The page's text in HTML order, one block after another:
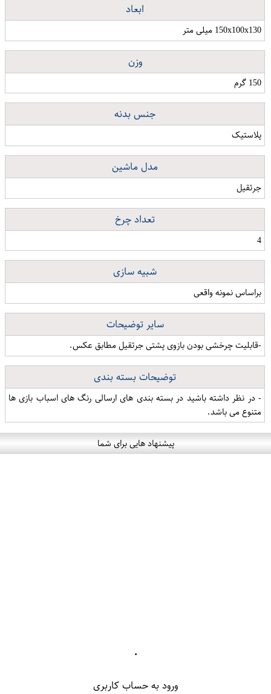
ابعاد
150x100x130 میلی متر
وزن
150 گرم
جنس بدنه
پلاستیک
مدل ماشین
جرثقیل
تعداد چرخ
4
شبیه سازی
براساس نمونه واقعی
سایر توضیحات
-قابلیت چرخشی بودن بازوی پشتی جرثقیل مطابق عکس.
توضیحات بسته بندی
- در نظر داشته باشید در بسته بندی های ارسالی رنگ های اسباب بازی ها
متنوع می باشد.
پیشنهاد هایی برای شما
۰
ورود به حساب کاربری